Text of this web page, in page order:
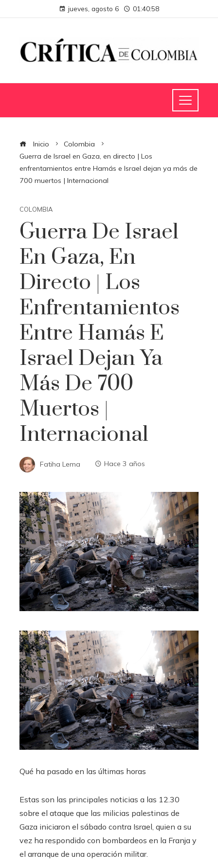
jueves, agosto 6 01:40:59
Inicio
Colombia
Guerra de Israel en Gaza, en directo | Los
enfrentamientos entre Hamás e Israel dejan ya más de
700 muertos | Internacional
COLOMBIA
Guerra De Israel
En Gaza, En
Directo | Los
Enfrentamientos
Entre Hamás E
Israel Dejan Ya
Más De 700
Muertos |
Internacional
Fatiha Lema Hace 3 años
Qué ha pasado en las últimas horas
Estas son las principales noticias a las 12.30
sobre el ataque que las milicias palestinas de
Gaza iniciaron el sábado contra Israel, quien a su
vez ha respondido con bombardeos en la Franja y
el arranque de una operación militar.